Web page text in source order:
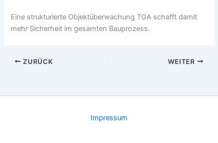
Eine strukturierte Objektüberwachung TGA schafft damit
mehr Sicherheit im gesamten Bauprozess.
ZURÜCK WEITER
Impressum